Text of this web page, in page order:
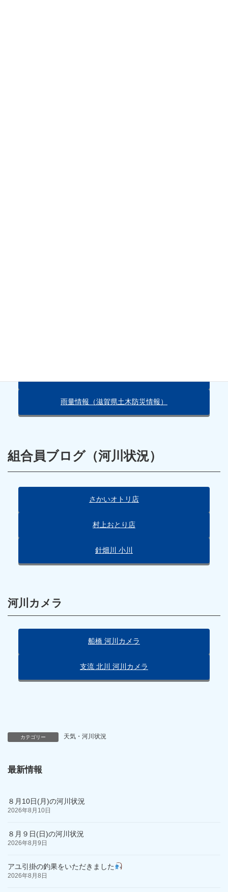
雨量情報（滋賀県土木防災情報）
組合員ブログ（河川状況）
さかいオトリ店
村上おとり店
針畑川 小川
河川カメラ
船橋 河川カメラ
支流 北川 河川カメラ
カテゴリー 天気・河川状況
最新情報
８月10日(月)の河川状況
2026年8月10日
８月９日(日)の河川状況
2026年8月9日
アユ引掛の釣果をいただきました
2026年8月8日